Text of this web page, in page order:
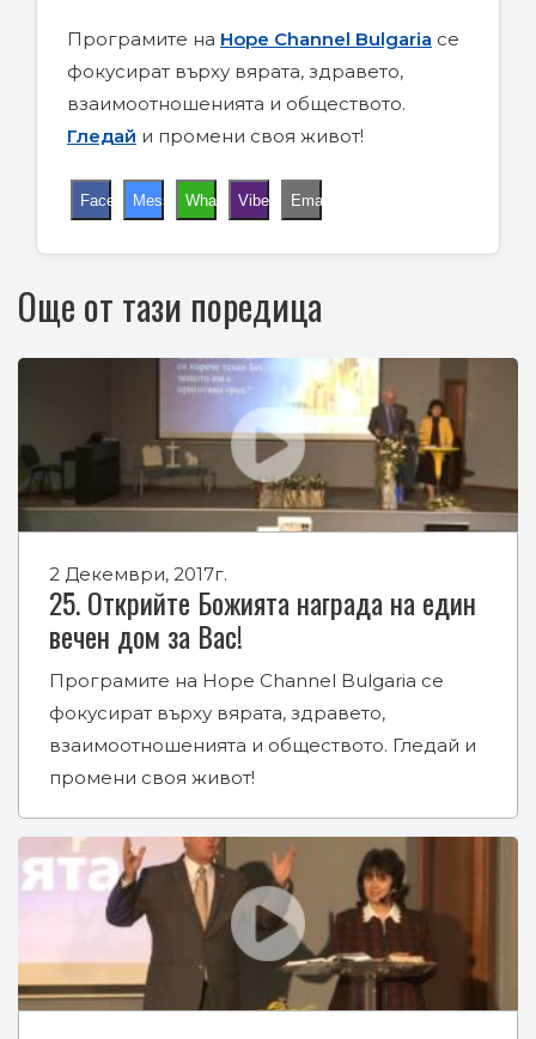
Програмите на Hope Channel Bulgaria се
фокусират върху вярата, здравето,
взаимоотношенията и обществото.
Гледай и промени своя живот!
FacebookMessengerWhatsApp
Viber Email
Още от тази поредица
2 Декември, 2017г.
25. Открийте Божията награда на един
вечен дом за Вас!
Програмите на Hope Channel Bulgaria се
фокусират върху вярата, здравето,
взаимоотношенията и обществото. Гледай и
промени своя живот!